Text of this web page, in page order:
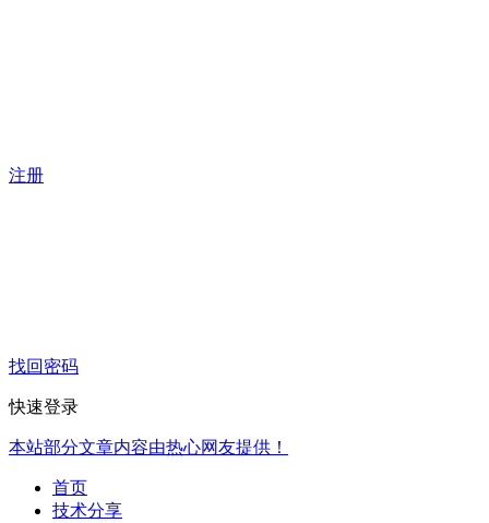
注册
找回密码
快速登录
本站部分文章内容由热心网友提供！
首页
技术分享